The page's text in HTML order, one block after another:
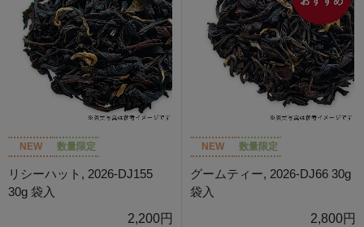
NEW 数量限定
リシーハット, 2026-DJ155
30g 袋入
2,200円
NEW 数量限定
グームティー, 2026-DJ66 30g
袋入
2,800円